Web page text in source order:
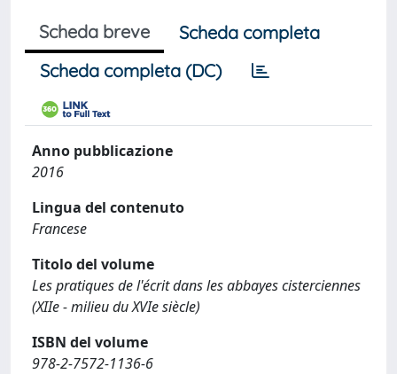
Scheda breve
Scheda completa
Scheda completa (DC)
Anno pubblicazione
2016
Lingua del contenuto
Francese
Titolo del volume
Les pratiques de l'écrit dans les abbayes cisterciennes
(XIIe - milieu du XVIe siècle)
ISBN del volume
978-2-7572-1136-6